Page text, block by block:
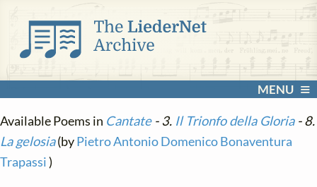
MENU
Available Poems in Cantate- 3. Il Trionfo della Gloria- 8.
La gelosia(byPietro Antonio Domenico Bonaventura
Trapassi)